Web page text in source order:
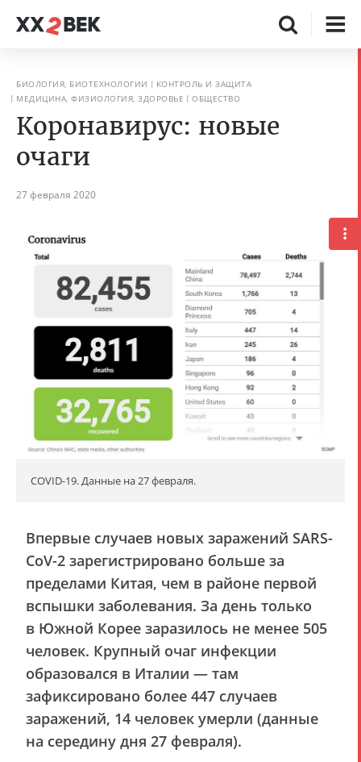
БИОЛОГИЯ, БИОТЕХНОЛОГИИ
КОНТРОЛЬ И ЗАЩИТА
МЕДИЦИНА, ФИЗИОЛОГИЯ, ЗДОРОВЬЕ
ОБЩЕСТВО
Коронавирус: новые
очаги
27 февраля 2020
COVID-19. Данные на 27 февраля.
Впервые случаев новых заражений SARS-
CoV-2 зарегистрировано больше за
пределами Китая, чем в районе первой
вспышки заболевания. За день только
в Южной Корее заразилось не менее 505
человек. Крупный очаг инфекции
образовался в Италии — там
зафиксировано более 447 случаев
заражений, 14 человек умерли (данные
на середину дня 27 февраля).